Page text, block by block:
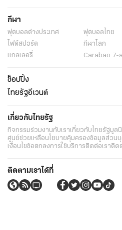
กีฬา
ฟุตบอลต่่างประเทศ ฟุตบอลไทย
ไฟต์สปอร์ต
กีฬาโลก
แกลเลอรี่
Carabao 7-
ช็อปปิ้ง
ไทยรัฐอีเวนต์
เกี่ยวกับไทยรัฐ
กิจกรรมร่วมงานกับเราเกี่ยวกับไทยรัฐมูล
ศูนย์ช่วยเหลือนโยบายคุ้มครองข้อมูลส่วน
เงื่อนไขข้อตกลงการใช้บริการติดต่อเราติด
ติดตามเราได้ที่